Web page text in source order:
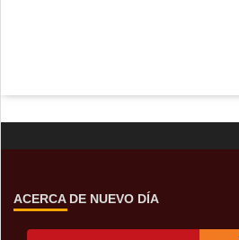
ACERCA DE NUEVO DÍA